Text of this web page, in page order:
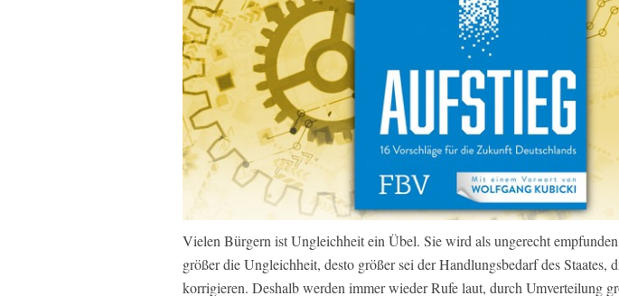
Vielen Bürgern ist Ungleichheit ein Übel. Sie wird als ungerecht
größer die Ungleichheit, desto größer sei der Handlungsbedarf des Staates,
korrigieren. Deshalb werden immer wieder Rufe laut, durch Umverteilung